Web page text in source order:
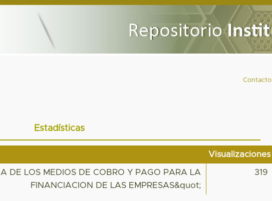
Contacto
Estadísticas
Visualizaciones
DE LOS MEDIOS DE COBRO Y PAGO PARA LA
FINANCIACION DE LAS EMPRESAS&quot;
319